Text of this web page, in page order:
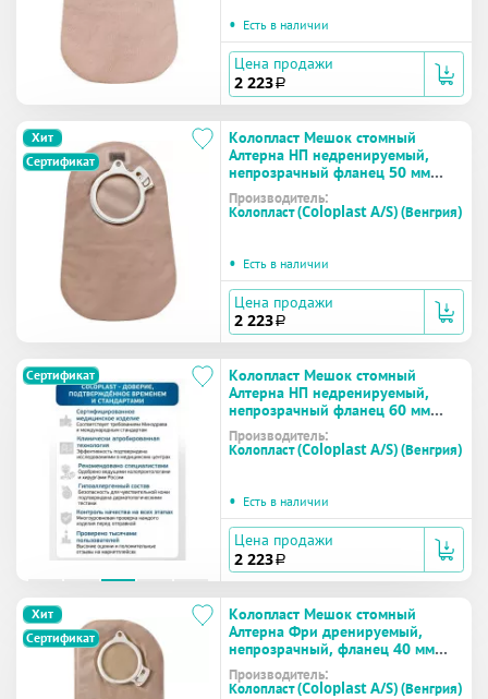
• Есть в наличии
Цена продажи
2 223 a
Хит
Сертификат
Колопласт Мешок стомный
Алтерна НП недренируемый,
непрозрачный фланец 50 мм
(17601) №30
Производитель:
Колопласт (Coloplast A/S) (Венгрия)
• Есть в наличии
Цена продажи
2 223 a
Сертификат
Колопласт Мешок стомный
Алтерна НП недренируемый,
непрозрачный фланец 60 мм
(17602) №30
Производитель:
Колопласт (Coloplast A/S) (Венгрия)
• Есть в наличии
Цена продажи
2 223 a
Хит
Сертификат
Колопласт Мешок стомный
Алтерна Фри дренируемый,
непрозрачный, фланец 40 мм
(13984) №30
Производитель:
Колопласт (Coloplast A/S) (Венгрия)